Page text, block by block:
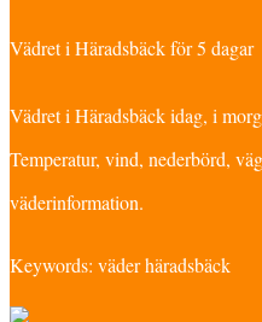
Vädret i Häradsbäck för 5 dagar
Vädret i Häradsbäck idag, i
Temperatur, vind, nederbörd,
väderinformation.
Keywords: väder häradsbäck